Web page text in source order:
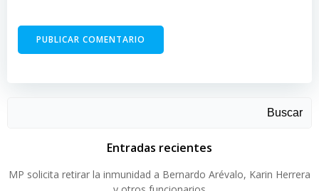
Buscar
Entradas recientes
MP solicita retirar la inmunidad a Bernardo Arévalo, Karin Herrera